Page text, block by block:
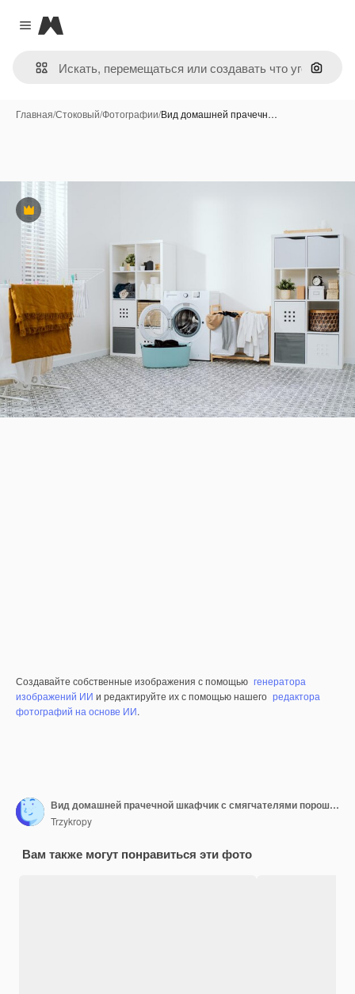
Close menu
Magnific
Поиск
Главная/Стоковый/Фотографии/Вид домашней прачечн…
Премиум
Создавайте собственные изображения с помощью генератора
изображений ИИ и редактируйте их с помощью нашего редактора
фотографий на основе ИИ.
Вид домашней прачечной шкафчик с смягчателями порошковые полотенца открытая стиральная машина
Trzykropy
Вам также могут понравиться эти фото